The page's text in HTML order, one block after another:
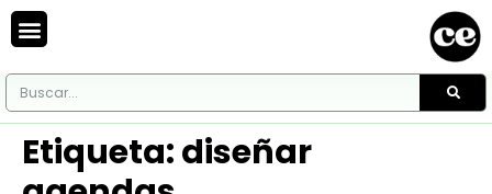
Etiqueta:diseñar